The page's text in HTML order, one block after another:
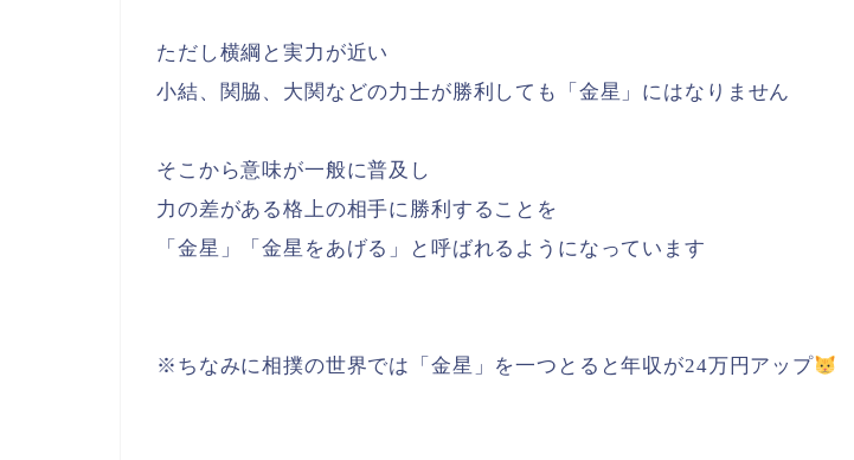
ただし横綱と実力が近い
小結、関脇、大関などの力士が勝利しても「金星」にはなりません
そこから意味が一般に普及し
力の差がある格上の相手に勝利することを
「金星」「金星をあげる」と呼ばれるようになっています
※ちなみに相撲の世界では「金星」を一つとると年収が24万円アップ